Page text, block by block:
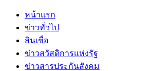
หน้าแรก
ข่าวทั่วไป
สินเชื่อ
ข่าวสวัสดิการแห่งรัฐ
ข่าวสารประกันสังคม